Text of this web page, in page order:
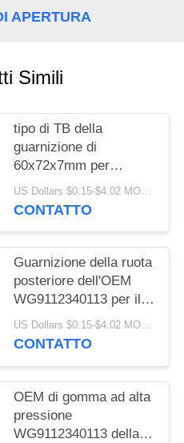
APERTURA
Simili
tipo di TB della
guarnizione di
60x72x7mm per
l'albero a gomito di
Dongfeng 153
US Dollars $0.15-$4.02 MOQ:10pcs
CONTATTO
Guarnizione della ruota
posteriore dell'OEM
WG9112340113 per il
cino metallo di gomma
del camion 190x220x30
circolare
US Dollars $0.15-$4.02 MOQ:50 insiemi
CONTATTO
OEM di gomma ad alta
pressione
WG9112340113 della